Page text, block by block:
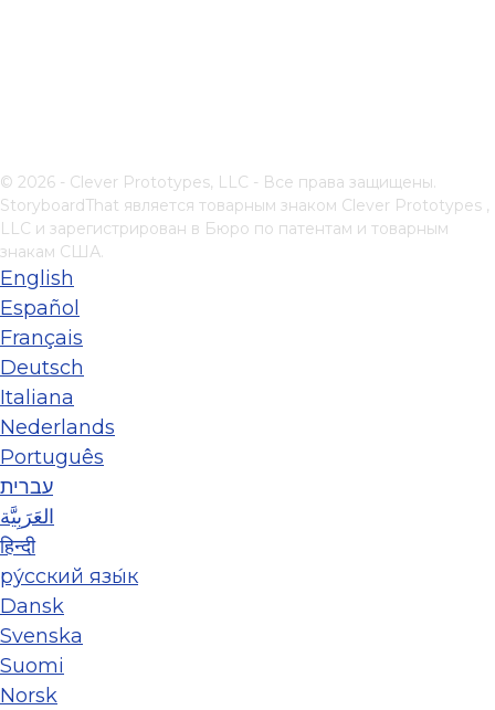
© 2026 - Clever Prototypes, LLC - Все права защищены.
StoryboardThat является товарным знаком Clever Prototypes ,
LLC и зарегистрирован в Бюро по патентам и товарным
знакам США.
English
Español
Français
Deutsch
Italiana
Nederlands
Português
עברית
العَرَبِيَّة
हिन्दी
ру́сский язы́к
Dansk
Svenska
Suomi
Norsk